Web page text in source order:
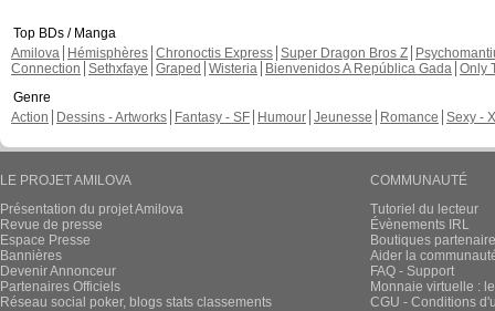
Top BDs / Manga
Amilova
Hémisphères Chronoctis Express Super Dragon Bros Z
Connection Sethxfaye Graped Wisteria Bienvenidos A República Gada Only
Genre
Action
Dessins - Artworks Fantasy - SF Humour Jeunesse Romance Sexy -
LE PROJET AMILOVA
Présentation du projet Amilova
Revue de presse
Espace Presse
Bannières
Devenir Annonceur
Partenaires Officiels
Réseau social poker, blogs stats classements
COMMUNAUTÉ
Tutoriel du lecteur
Évènements IRL
Boutiques
Aider la
FAQ - Support
Monnaie virtuelle :
CGU - Conditions